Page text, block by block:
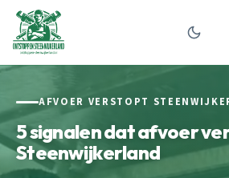
AFVOER VERSTOPT
5 signalen dat afvoer
Steenwijkerland